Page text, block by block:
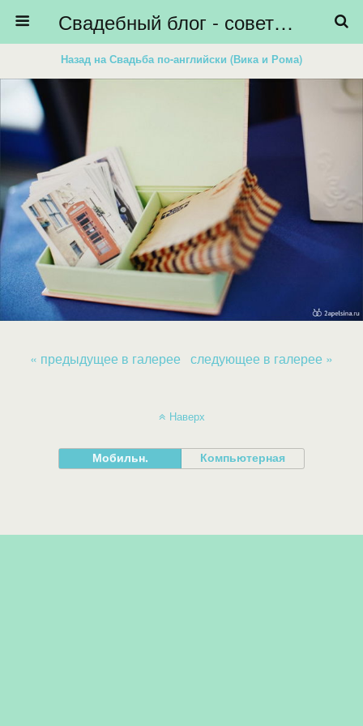
Свадебный блог - советы невестам, подготовка к свадьбе - HiBride
Назад на Свадьба по-английски (Вика и Рома)
« предыдущее в галерее следующее в галерее »
Наверх
Мобильн. Компьютерная